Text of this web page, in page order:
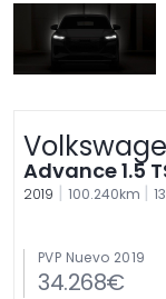
Advance 1.5
2019 | 100.240km |
PVP Nuevo 2019
34.268€